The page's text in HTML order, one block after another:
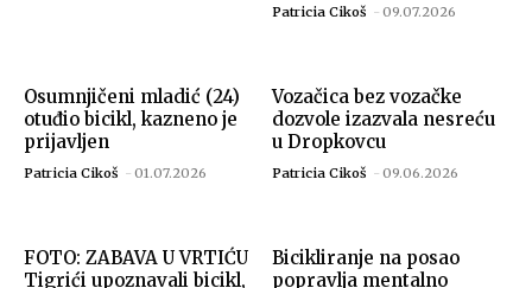
Patricia Cikoš - 09.07.2026
Osumnjičeni mladić (24)
otuđio bicikl, kazneno je
prijavljen
Patricia Cikoš - 01.07.2026
Vozačica bez vozačke
dozvole izazvala nesreću
u Dropkovcu
Patricia Cikoš - 09.06.2026
FOTO: ZABAVA U VRTIĆU
Tigrići upoznavali bicikl,
Bicikliranje na posao
popravlja mentalno